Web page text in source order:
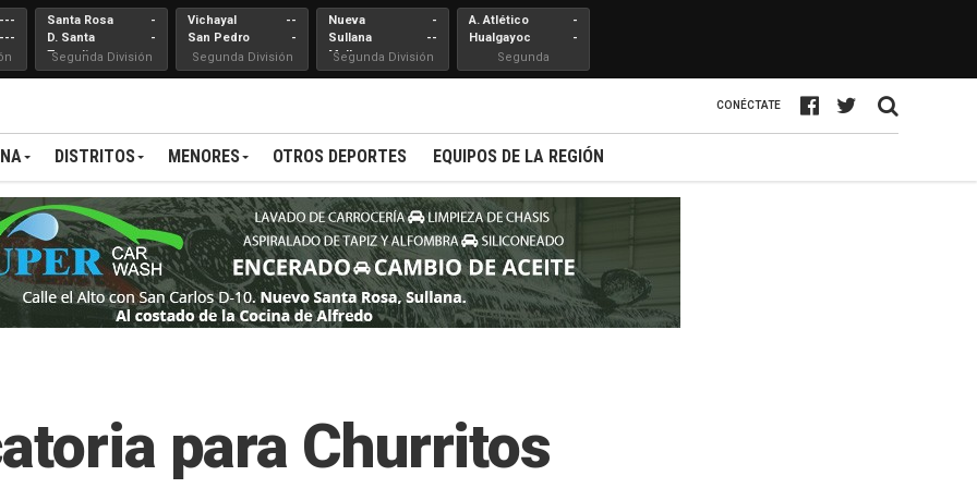
---
---
Santa Rosa
D. Santa
Teresita
-
-
Segunda División
Vichayal
San Pedro
--
-
Segunda División
Nueva
Sullana
Mallares
-
--
Segunda División
A. Atlético
Hualgayoc
-
-
Segunda
Profesional
CONÉCTATE
DISTRITOS MENORES OTROS DEPORTES EQUIPOS DE LA REGIÓN
para Churritos